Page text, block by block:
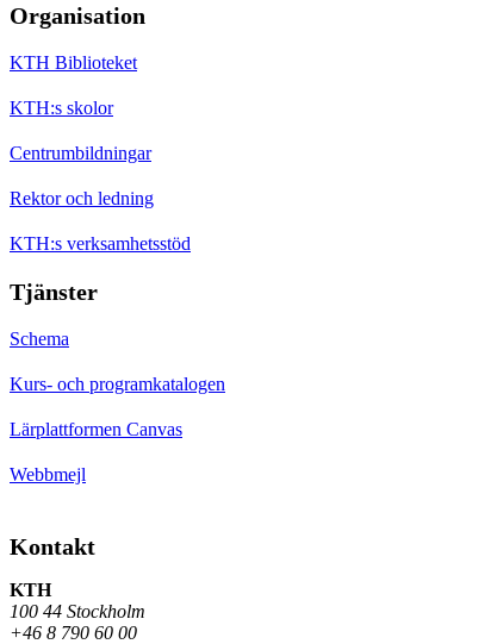
Organisation
KTH Biblioteket
KTH:s skolor
Centrumbildningar
Rektor och ledning
KTH:s verksamhetsstöd
Tjänster
Schema
Kurs- och programkatalogen
Lärplattformen Canvas
Webbmejl
Kontakt
KTH
100 44 Stockholm
+46 8 790 60 00